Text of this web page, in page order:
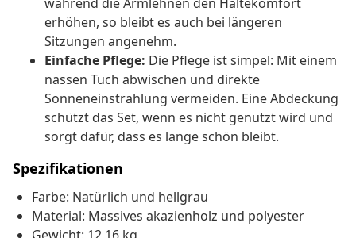
erhöhen, so bleibt es auch bei längeren
Sitzungen angenehm.
Einfache Pflege: Die Pflege ist simpel: Mit einem
nassen Tuch abwischen und direkte
Sonneneinstrahlung vermeiden. Eine Abdeckung
schützt das Set, wenn es nicht genutzt wird und
sorgt dafür, dass es lange schön bleibt.
Spezifikationen
Farbe: Natürlich und hellgrau
Material: Massives akazienholz und polyester